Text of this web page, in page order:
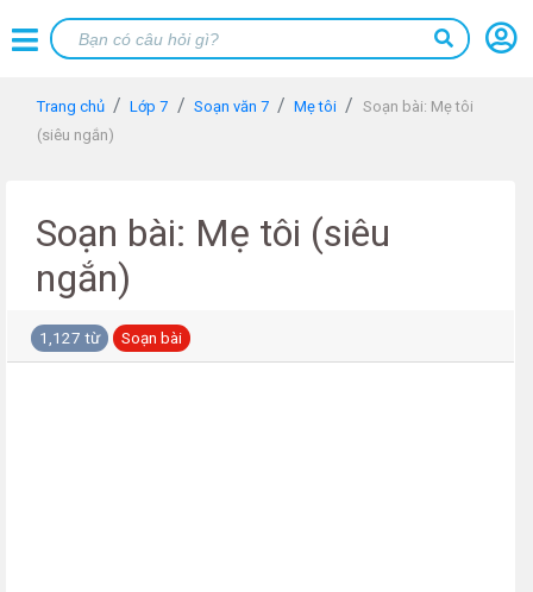
Trang chủ Lớp 7 Soạn văn 7 Mẹ tôi
Soạn bài: Mẹ tôi
(siêu ngắn)
Soạn bài: Mẹ tôi (siêu
ngắn)
1,127 từ Soạn bài